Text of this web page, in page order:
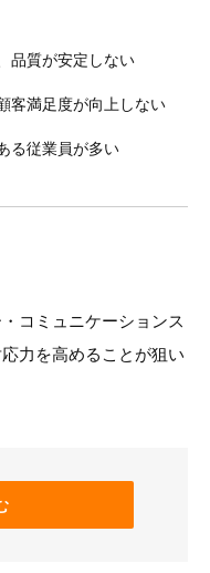
品質が安定しない
客満足度が向上しない
る従業員が多い
コミュニケーションス
力を高めることが狙い